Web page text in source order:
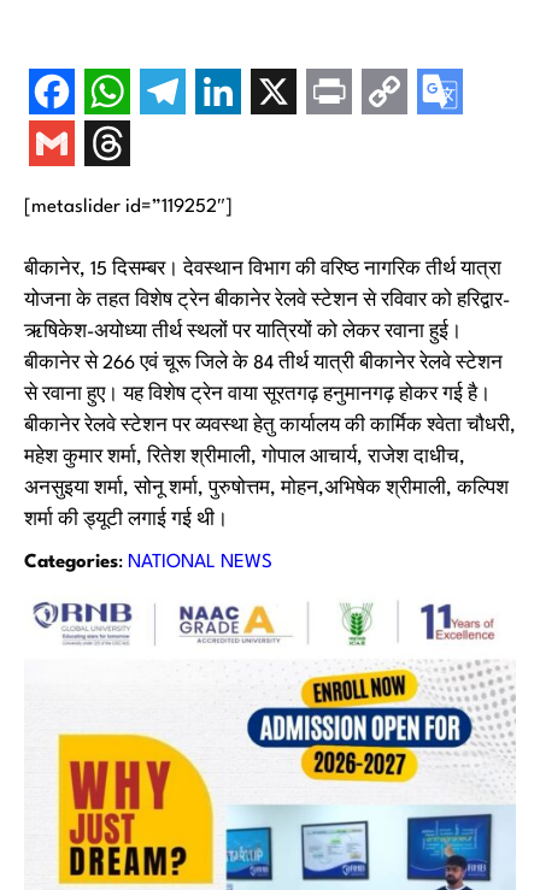
[metaslider id=”119252″]
बीकानेर, 15 दिसम्बर। देवस्थान विभाग की वरिष्ठ नागरिक तीर्थ यात्रा
योजना के तहत विशेष ट्रेन बीकानेर रेलवे स्टेशन से रविवार को हरिद्वार-
ऋषिकेश-अयोध्या तीर्थ स्थलों पर यात्रियों को लेकर रवाना हुई।
बीकानेर से 266 एवं चूरू जिले के 84 तीर्थ यात्री बीकानेर रेलवे स्टेशन
से रवाना हुए। यह विशेष ट्रेन वाया सूरतगढ़ हनुमानगढ़ होकर गई है।
बीकानेर रेलवे स्टेशन पर व्यवस्था हेतु कार्यालय की कार्मिक श्वेता चौधरी,
महेश कुमार शर्मा, रितेश श्रीमाली, गोपाल आचार्य, राजेश दाधीच,
अनसुइया शर्मा, सोनू शर्मा, पुरुषोत्तम, मोहन,अभिषेक श्रीमाली, कल्पिश
शर्मा की ड्यूटी लगाई गई थी।
Categories: NATIONAL NEWS